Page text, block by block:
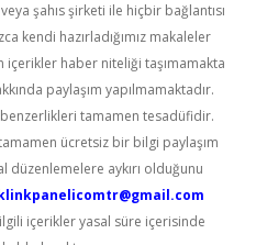
şahıs şirketi ile hiçbir bağlantısı
kendi hazırladığımız makaleler
içerikler haber niteliği taşımamakta
paylaşım yapılmamaktadır.
tamamen tesadüfidir.
ücretsiz bir bilgi paylaşım
düzenlemelere aykırı olduğunu
içerikler yasal süre içerisinde